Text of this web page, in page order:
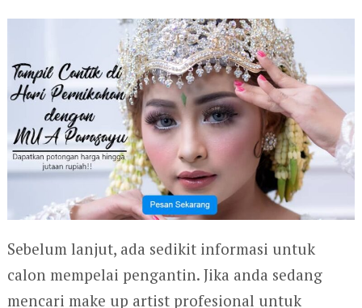
Sebelum lanjut, ada sedikit informasi untuk
calon mempelai pengantin. Jika anda sedang
mencari make up artist profesional untuk